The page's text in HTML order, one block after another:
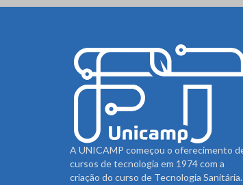
A UNICAMP começou o oferecimento
cursos de tecnologia em 1974 com a
criação do curso de Tecnologia Sanitária.